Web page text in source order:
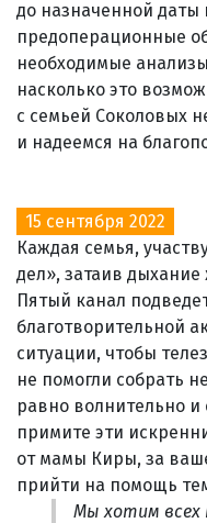
до назначенной даты
предоперационные
необходимые
насколько это
с семьей Соколовых
и надеемся на
15 сентября 2022
Каждая семья,
дел», затаив
Пятый канал
благотворительной
ситуации, чтобы
не помогли собрать
равно волнительно и
примите эти
от мамы Киры, за
прийти на помощь
Мы хотим всех